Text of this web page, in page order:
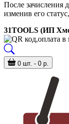
После зачисления
изменив его
31TOOLS (ИП
0 шт. - 0 р.